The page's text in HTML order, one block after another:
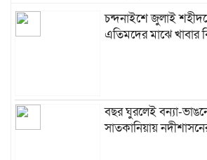
চন্দনাইশে জুলাই
এতিমদের মাঝে খাবার
বছর ঘুরলেই বন্যা-
সাতকানিয়ায়